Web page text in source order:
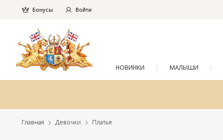
Бонусы Войти
НОВИНКИ МАЛЫШИ
Главная Девочки Платья